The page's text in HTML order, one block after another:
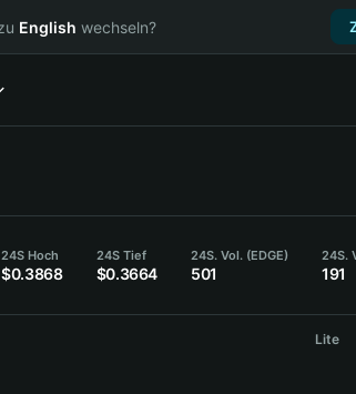
English wechseln?
24S Hoch
$0.3868
24S Tief
$0.3664
24S. Vol. (EDGE)
501
24S.
191
Lite